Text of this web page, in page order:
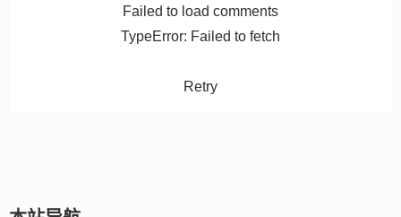
Failed to load comments
TypeError: Failed to fetch
Retry